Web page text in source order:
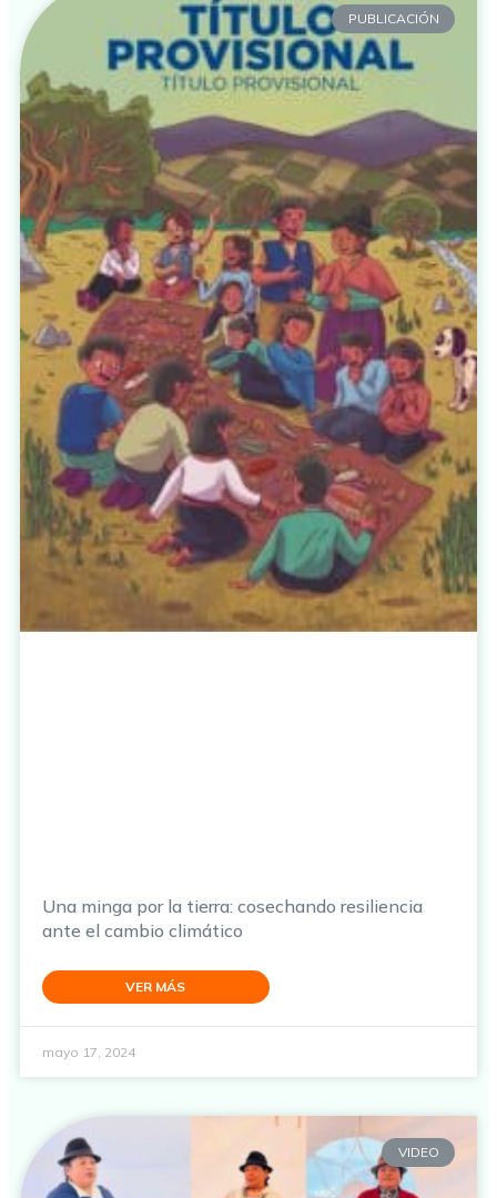
PUBLICACIÓN
Una minga por la tierra: cosechando resiliencia
ante el cambio climático
VER MÁS
mayo 17, 2024
VIDEO